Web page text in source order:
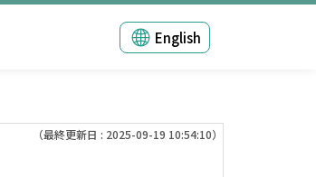
English
（最終更新日 : 2025-09-19 10:54:10）